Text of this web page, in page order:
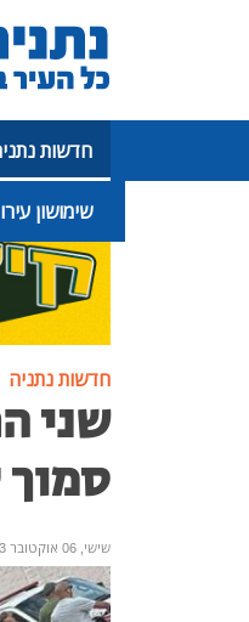
חדשות
שימושון
פרסומת
חדשות נתניה
שני
סמוך
שישי, 06 אוקטובר 2023